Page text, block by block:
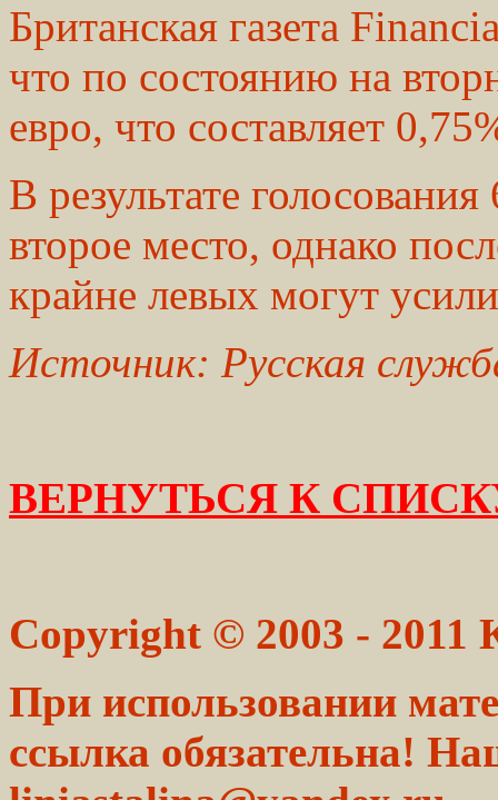
Британская газета
что по состоянию на
евро, что составляет
В результате
второе место, однако
крайне левых могут
Источник: Русская
ВЕРНУТЬСЯ К
Copyright © 2003 - 2011
При использовании
ссылка обязательна!